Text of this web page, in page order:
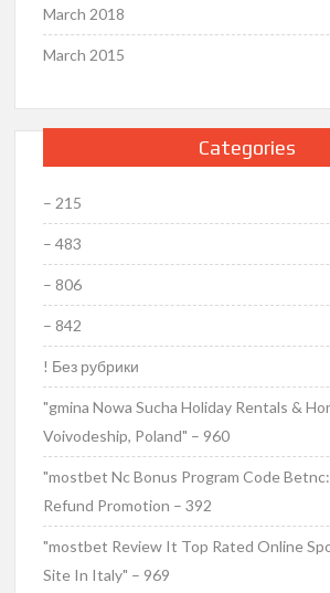
March 2018
March 2015
Categories
– 215
– 483
– 806
– 842
! Без рубрики
"gmina Nowa Sucha Holiday Rentals &
Voivodeship, Poland" – 960
"mostbet Nc Bonus Program Code
Refund Promotion – 392
"mostbet Review It Top Rated Online
Site In Italy" – 969